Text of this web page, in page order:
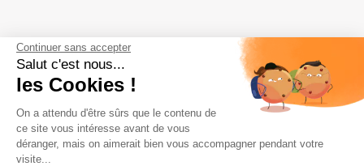
Continuer sans accepter
Salut c'est nous...
les Cookies !
On a attendu d'être sûrs que le contenu de
ce site vous intéresse avant de vous
déranger, mais on aimerait bien vous accompagner pendant votre
visite...